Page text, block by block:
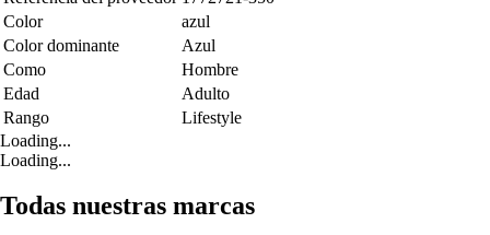
Color
azul
Color dominante
Azul
Como
Hombre
Edad
Adulto
Rango
Lifestyle
Loading...
Loading...
Todas nuestras marcas